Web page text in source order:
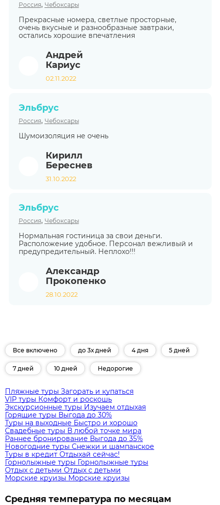
Россия, Чебоксары
Прекрасные номера, светлые просторные,
очень вкусные и разнообразные завтраки,
остались хорошие впечатления
Андрей
Кариус
02.11.2022
Эльбрус
Россия, Чебоксары
Шумоизоляция не очень
Кирилл
Береснев
31.10.2022
Эльбрус
Россия, Чебоксары
Нормальная гостиница за свои деньги.
Расположение удобное. Персонал вежливый и
предупредительный. Неплохо!!!
Александр
Прокопенко
28.10.2022
Все включено до 3х дней 4 дня 5 дней
7 дней 10 дней Недорогие
Пляжные туры Загорать и купаться
VIP туры Комфорт и роскошь
Экскурсионные туры Изучаем отдыхая
Горящие туры Выгода до 30%
Туры на выходные Быстро и хорошо
Свадебные туры В любой точке мира
Раннее бронирование Выгода до 35%
Новогодние туры Снежки и шампанское
Туры в кредит Отдыхай сейчас!
Горнолыжные туры Горнолыжные туры
Отдых с детьми Отдых с детьми
Морские круизы Морские круизы
Средняя температура по месяцам